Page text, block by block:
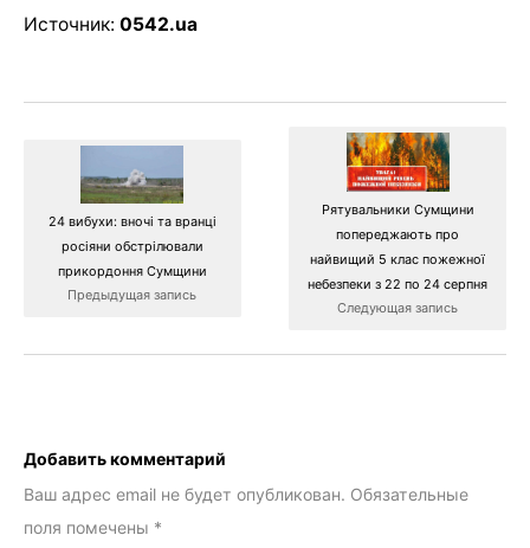
Источник: 0542.ua
24 вибухи: вночі та вранці
росіяни обстрілювали
прикордоння Сумщини
Предыдущая запись
Рятувальники Сумщини
попереджають про
найвищий 5 клас пожежної
небезпеки з 22 по 24 серпня
Следующая запись
Добавить комментарий
Ваш адрес email не будет опубликован. Обязательные
поля помечены *